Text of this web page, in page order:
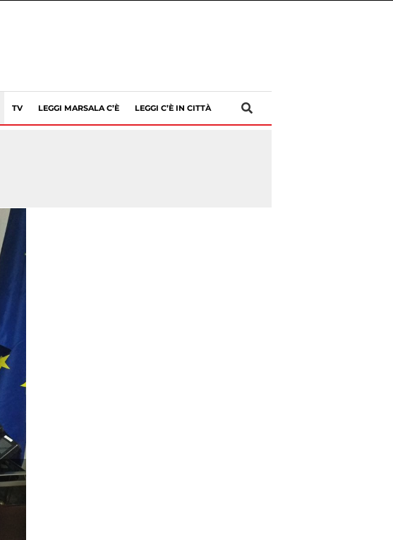
TV LEGGI MARSALA C’È LEGGI C’È IN CITTÀ